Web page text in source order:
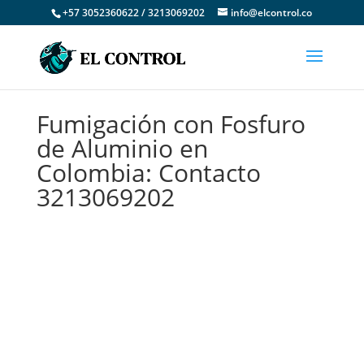
+57 3052360622 / 3213069202 info@elcontrol.co
Fumigación con Fosfuro
de Aluminio en
Colombia: Contacto
3213069202